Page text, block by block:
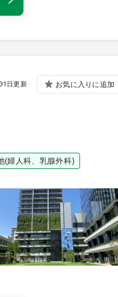
日更新 お気に入りに追加
(婦人科、乳腺外科)